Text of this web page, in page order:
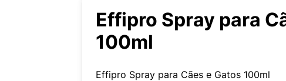
Effipro Spray para
100ml
Effipro Spray para Cães e Gatos 100ml